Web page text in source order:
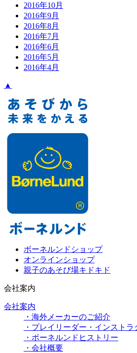
2016年10月
2016年9月
2016年8月
2016年7月
2016年6月
2016年5月
2016年4月
▲
ボーネルンドショップ
オンラインショップ
親子のあそび場キドキド
会社案内
会社案内
・海外メーカーのご紹介
・プレイリーダー・インストラ
・ボーネルンドヒストリー
・会社概要